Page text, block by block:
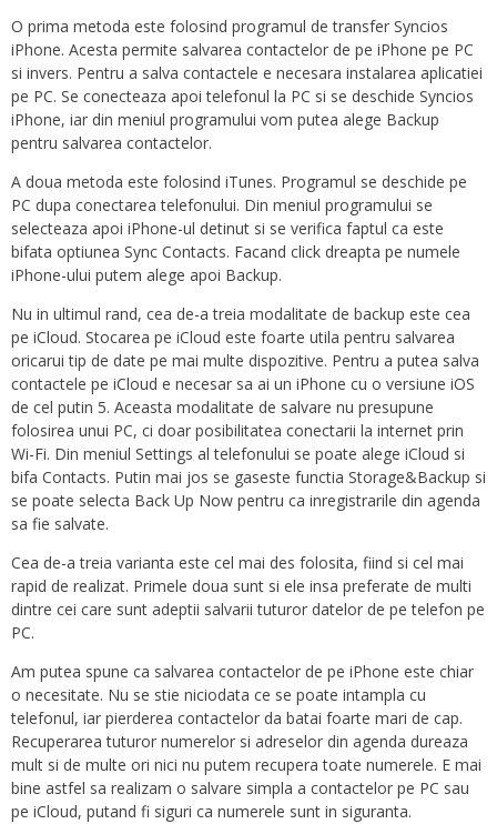
O prima metoda este folosind programul de transfer Syncios
iPhone. Acesta permite salvarea contactelor de pe iPhone pe PC
si invers. Pentru a salva contactele e necesara instalarea aplicatiei
pe PC. Se conecteaza apoi telefonul la PC si se deschide Syncios
iPhone, iar din meniul programului vom putea alege Backup
pentru salvarea contactelor.
A doua metoda este folosind iTunes. Programul se deschide pe
PC dupa conectarea telefonului. Din meniul programului se
selecteaza apoi iPhone-ul detinut si se verifica faptul ca este
bifata optiunea Sync Contacts. Facand click dreapta pe numele
iPhone-ului putem alege apoi Backup.
Nu in ultimul rand, cea de-a treia modalitate de backup este cea
pe iCloud. Stocarea pe iCloud este foarte utila pentru salvarea
oricarui tip de date pe mai multe dispozitive. Pentru a putea salva
contactele pe iCloud e necesar sa ai un iPhone cu o versiune iOS
de cel putin 5. Aceasta modalitate de salvare nu presupune
folosirea unui PC, ci doar posibilitatea conectarii la internet prin
Wi-Fi. Din meniul Settings al telefonului se poate alege iCloud si
bifa Contacts. Putin mai jos se gaseste functia Storage&Backup si
se poate selecta Back Up Now pentru ca inregistrarile din agenda
sa fie salvate.
Cea de-a treia varianta este cel mai des folosita, fiind si cel mai
rapid de realizat. Primele doua sunt si ele insa preferate de multi
dintre cei care sunt adeptii salvarii tuturor datelor de pe telefon pe
PC.
Am putea spune ca salvarea contactelor de pe iPhone este chiar
o necesitate. Nu se stie niciodata ce se poate intampla cu
telefonul, iar pierderea contactelor da batai foarte mari de cap.
Recuperarea tuturor numerelor si adreselor din agenda dureaza
mult si de multe ori nici nu putem recupera toate numerele. E mai
bine astfel sa realizam o salvare simpla a contactelor pe PC sau
pe iCloud, putand fi siguri ca numerele sunt in siguranta.